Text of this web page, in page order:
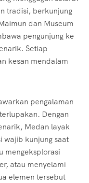
tradisi, berkunjung
dan Museum
pengunjung ke
Setiap
kesan mendalam
pengalaman
Dengan
Medan layak
wajib kunjung saat
mengeksplorasi
atau menyelami
elemen tersebut